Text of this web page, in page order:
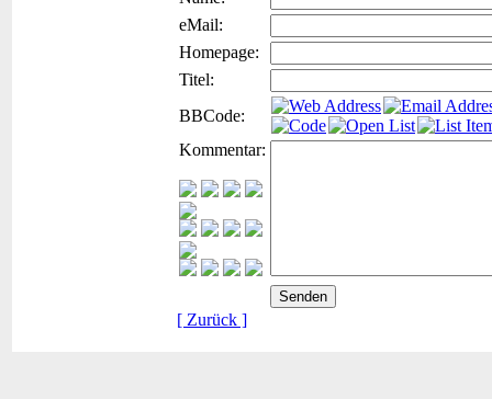
eMail:
Homepage:
Titel:
BBCode:
Kommentar:
[ Zurück ]